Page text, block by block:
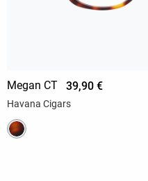
Megan CT 39,90 €
Havana Cigars